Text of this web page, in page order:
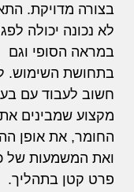
בצורה מדויקת.
לא נכונה יכולה
במראה הסופי וגם
בתחושת השימוש.
חשוב לעבוד עם
מקצוע שמבינים את
החומר, את אופן
ואת המשמעות של
פרט קטן בתהליך.